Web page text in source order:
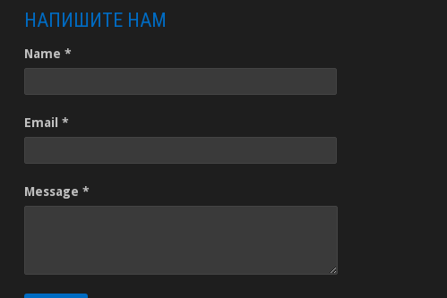
НАПИШИТЕ НАМ
Name *
Email *
Message *